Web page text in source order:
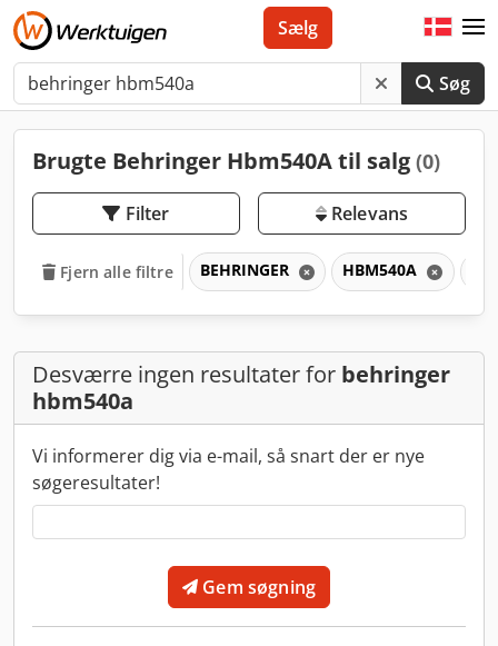
Søg
Sælg
Brugte Behringer Hbm540A til salg (0)
Filter Relevans
Fjern alle filtre BEHRINGER HBM540A
Desværre ingen resultater for behringer
hbm540a
Vi informerer dig via e-mail, så snart der er nye
søgeresultater!
Gem søgning